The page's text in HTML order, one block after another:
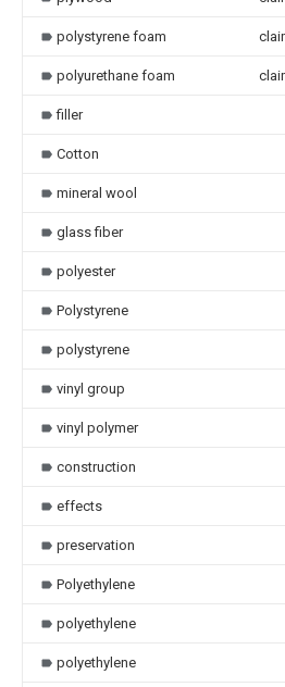
polystyrene foam
polyurethane foam
filler
Cotton
mineral wool
glass fiber
polyester
Polystyrene
polystyrene
vinyl group
vinyl polymer
construction
effects
preservation
Polyethylene
polyethylene
polyethylene